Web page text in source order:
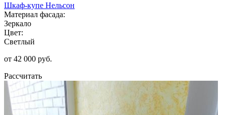
Шкаф-купе Нельсон
Материал фасада:
Зеркало
Цвет:
Светлый
от 42 000 руб.
Рассчитать